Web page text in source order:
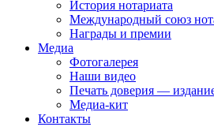
История нотариата
Международный союз
Награды и премии
Медиа
Фотогалерея
Наши видео
Печать доверия —
Медиа-кит
Контакты